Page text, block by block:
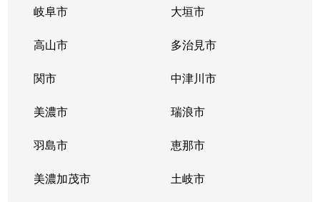
岐阜市 大垣市
高山市 多治見市
関市 中津川市
美濃市 瑞浪市
羽島市 恵那市
美濃加茂市 土岐市